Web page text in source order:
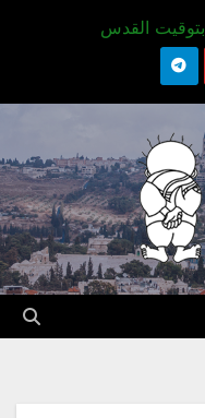
بتوقيت القدس